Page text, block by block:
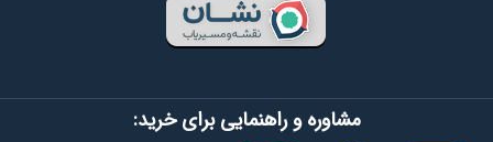
مشاوره و راهنمایی برای خرید: